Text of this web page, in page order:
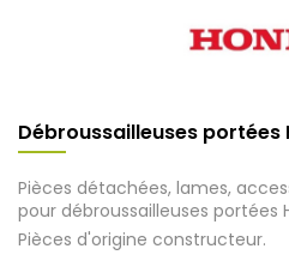
Débroussailleuses portées
Pièces détachées, lames,
pour débroussailleuses portées
Pièces d'origine constructeur.